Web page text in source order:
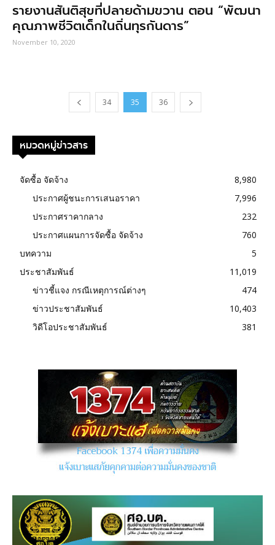
รายงานสันติสุขที่ปลายด้ามขวาน ตอน “พัฒนา
คุณภาพชีวิตเด็กในถิ่นทุรกันดาร”
November 10, 2020
34 35 36
หมวดหมู่ข่าวสาร
จัดซื้อ จัดจ้าง
8,980
ประกาศผู้ชนะการเสนอราคา
7,996
ประกาศราคากลาง
232
ประกาศแผนการจัดซื้อ จัดจ้าง
760
บทความ
5
ประชาสัมพันธ์
11,019
ข่าวชี้แจง กรณีเหตุการณ์ต่างๆ
474
ข่าวประชาสัมพันธ์
10,403
วิดีโอประชาสัมพันธ์
381